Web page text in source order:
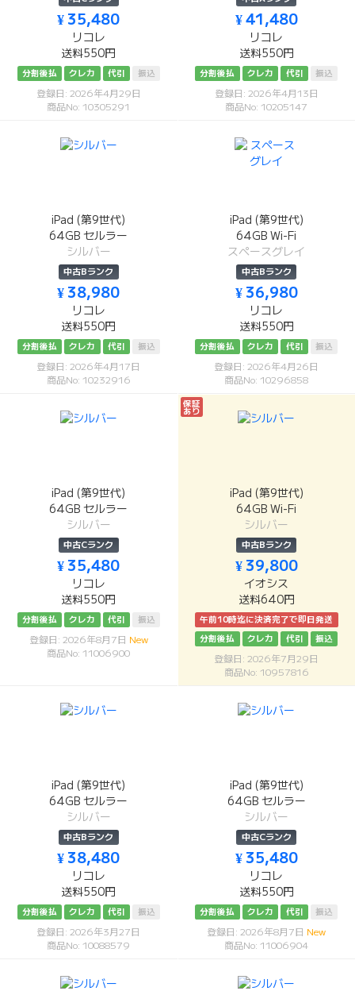
¥ 35,480
リコレ
送料550円
分割後払 クレカ 代引 振込
登録日: 2026年4月29日
商品No: 10305291
¥ 41,480
リコレ
送料550円
分割後払 クレカ 代引 振込
登録日: 2026年4月13日
商品No: 10205147
iPad (第9世代)
64GB セルラー
シルバー
中古Bランク
¥ 38,980
リコレ
送料550円
分割後払 クレカ 代引 振込
登録日: 2026年4月17日
商品No: 10232916
iPad (第9世代)
64GB Wi-Fi
スペースグレイ
中古Bランク
¥ 36,980
リコレ
送料550円
分割後払 クレカ 代引 振込
登録日: 2026年4月26日
商品No: 10296858
iPad (第9世代)
64GB セルラー
シルバー
中古Cランク
¥ 35,480
リコレ
送料550円
分割後払 クレカ 代引 振込
登録日: 2026年8月7日 New
商品No: 11006900
保証
あり
iPad (第9世代)
64GB Wi-Fi
シルバー
中古Bランク
¥ 39,800
イオシス
送料640円
午前10時迄に決済完了で即日発送
分割後払
クレカ 代引 振込
登録日: 2026年7月29日
商品No: 10957816
iPad (第9世代)
64GB セルラー
シルバー
中古Bランク
¥ 38,480
リコレ
送料550円
分割後払 クレカ 代引 振込
登録日: 2026年3月27日
商品No: 10088579
iPad (第9世代)
64GB セルラー
シルバー
中古Cランク
¥ 35,480
リコレ
送料550円
分割後払 クレカ 代引 振込
登録日: 2026年8月7日 New
商品No: 11006904